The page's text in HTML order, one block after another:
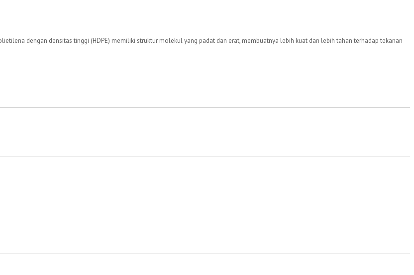
dengan densitas tinggi (HDPE) memiliki struktur molekul yang padat dan erat, membuatnya lebih kuat dan lebih tahan terhadap tekanan